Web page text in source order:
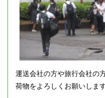
運送会社の方や旅行会社の
荷物をよろしくお願いしま